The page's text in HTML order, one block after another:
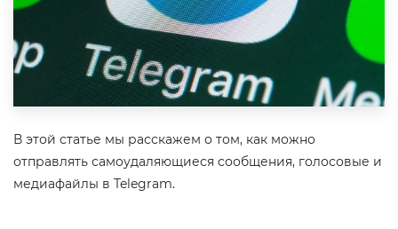
В этой статье мы расскажем о том, как можно
отправлять самоудаляющиеся сообщения, голосовые и
медиафайлы в Telegram.